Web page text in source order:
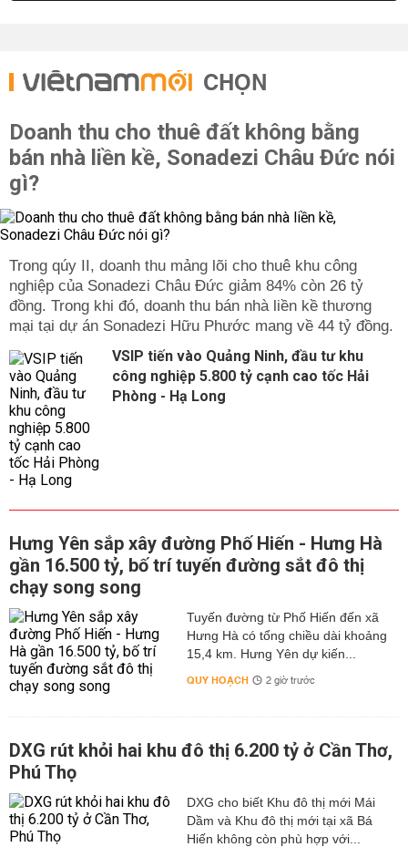
CHỌN
Doanh thu cho thuê đất không bằng
bán nhà liền kề, Sonadezi Châu Đức nói
gì?
Trong qúy II, doanh thu mảng lõi cho thuê khu công
nghiệp của Sonadezi Châu Đức giảm 84% còn 26 tỷ
đồng. Trong khi đó, doanh thu bán nhà liền kề thương
mại tại dự án Sonadezi Hữu Phước mang về 44 tỷ đồng.
VSIP tiến vào Quảng Ninh, đầu tư khu
công nghiệp 5.800 tỷ cạnh cao tốc Hải
Phòng - Hạ Long
Hưng Yên sắp xây đường Phố Hiến - Hưng Hà
gần 16.500 tỷ, bố trí tuyến đường sắt đô thị
chạy song song
Tuyến đường từ Phố Hiến đến xã
Hưng Hà có tổng chiều dài khoảng
15,4 km. Hưng Yên dự kiến...
QUY HOẠCH 2 giờ trước
DXG rút khỏi hai khu đô thị 6.200 tỷ ở Cần Thơ,
Phú Thọ
DXG cho biết Khu đô thị mới Mái
Dầm và Khu đô thị mới tại xã Bá
Hiến không còn phù hợp với...